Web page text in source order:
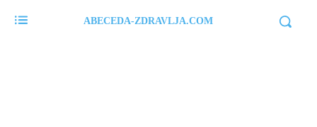
ABECEDA-ZDRAVLJA.COM